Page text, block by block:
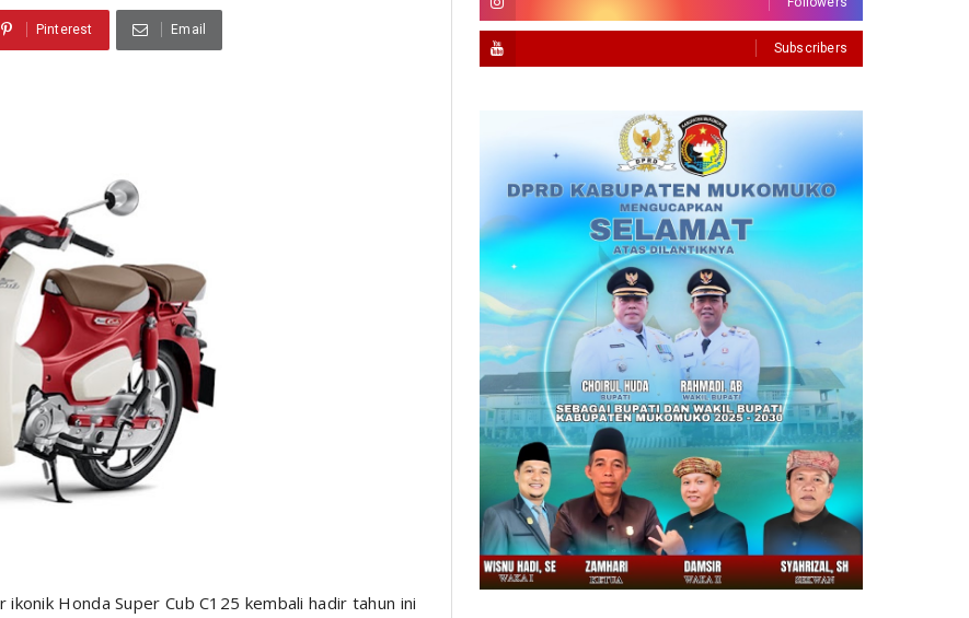
Pinterest Email
ikonik Honda Super Cub C125 kembali hadir tahun ini
Subscribers